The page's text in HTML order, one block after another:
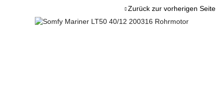
Zurück zur vorherigen Seite